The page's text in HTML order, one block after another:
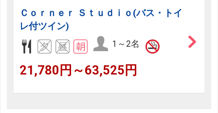
Ｃｏｒｎｅｒ Ｓｔｕｄｉｏ(バス・トイ
レ付ツイン)
1～2名
21,780円～63,525円